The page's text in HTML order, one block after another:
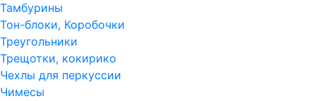
Тамбурины
Тон-блоки, Коробочки
Треугольники
Трещотки, кокирико
Чехлы для перкуссии
Чимесы